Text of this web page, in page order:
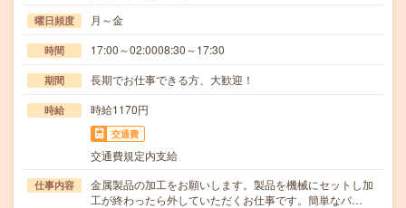
曜日頻度 月～金
時間 17:00～02:0008:30～17:30
期間 長期でお仕事できる方、大歓迎！
時給 時給1170円
交通費
交通費規定内支給
仕事内容
金属製品の加工をお願いします。製品を機械にセットし加
工が終わったら外していただくお仕事です。簡単なバ…